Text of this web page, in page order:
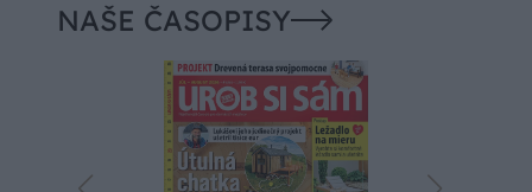
NAŠE ČASOPISY